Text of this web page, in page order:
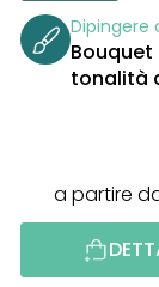
Dipingere
Bouquet
tonalità
a partire